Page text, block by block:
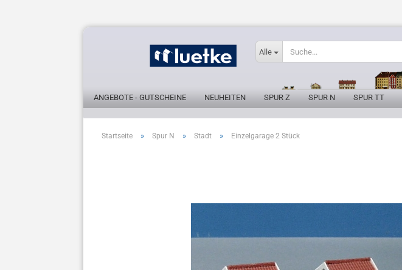
Alle
ANGEBOTE - GUTSCHEINE NEUHEITEN SPUR Z SPUR N SPUR TT
Startseite » Spur N » Stadt » Einzelgarage 2 Stück